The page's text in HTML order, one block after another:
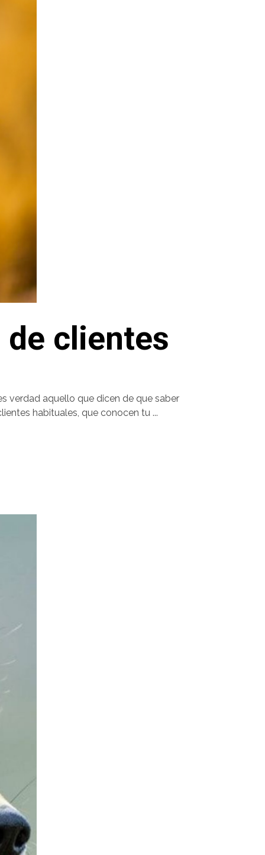
clientes
verdad aquello que dicen de que saber
habituales, que conocen tu